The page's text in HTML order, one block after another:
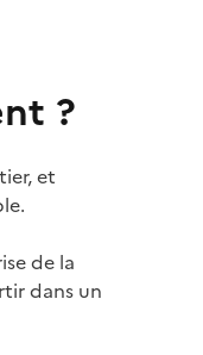
?
et
de la
dans un